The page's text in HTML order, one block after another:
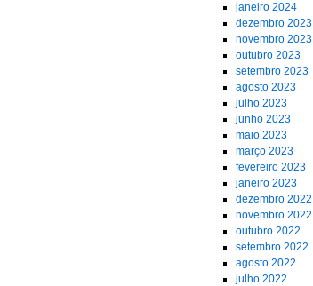
janeiro 2024
dezembro 2023
novembro 2023
outubro 2023
setembro 2023
agosto 2023
julho 2023
junho 2023
maio 2023
março 2023
fevereiro 2023
janeiro 2023
dezembro 2022
novembro 2022
outubro 2022
setembro 2022
agosto 2022
julho 2022